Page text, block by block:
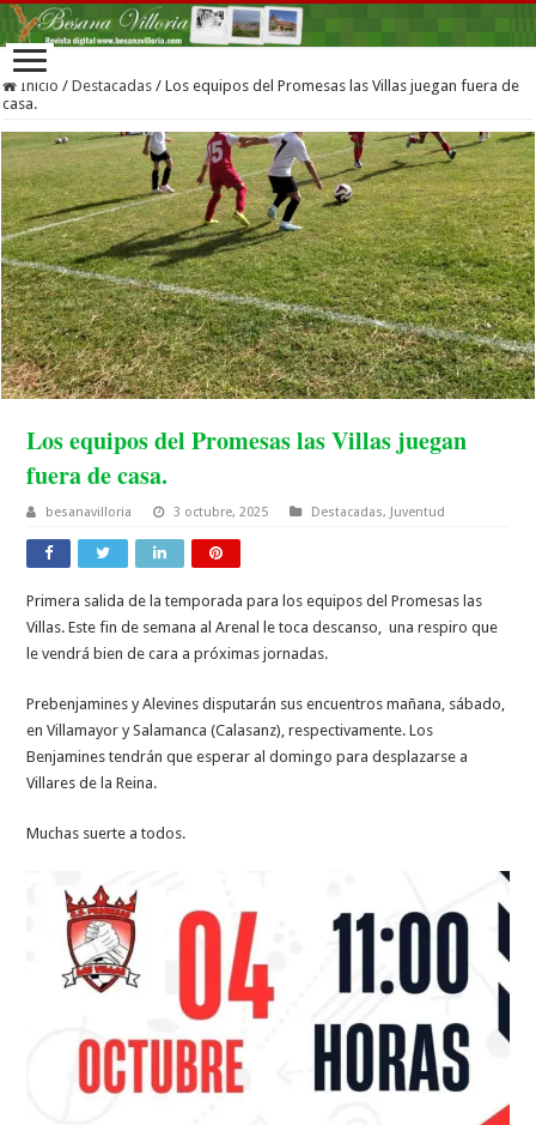
Inicio / Destacadas / Los equipos del Promesas las Villas juegan fuera de
casa.
Los equipos del Promesas las Villas juegan
fuera de casa.
besanavilloria 3 octubre, 2025 Destacadas, Juventud
Primera salida de la temporada para los equipos del Promesas las
Villas. Este fin de semana al Arenal le toca descanso, una respiro que
le vendrá bien de cara a próximas jornadas.
Prebenjamines y Alevines disputarán sus encuentros mañana, sábado,
en Villamayor y Salamanca (Calasanz), respectivamente. Los
Benjamines tendrán que esperar al domingo para desplazarse a
Villares de la Reina.
Muchas suerte a todos.